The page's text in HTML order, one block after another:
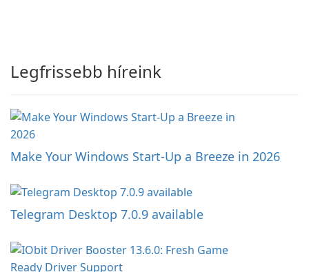
Legfrissebb híreink
Make Your Windows Start-Up a Breeze in 2026
Telegram Desktop 7.0.9 available